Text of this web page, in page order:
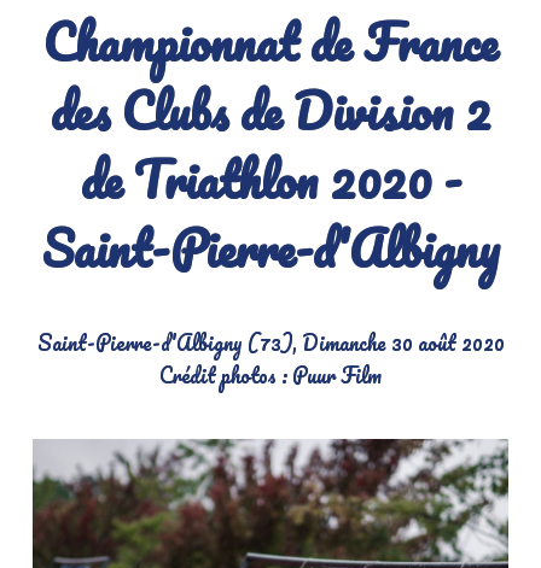
Championnat de France
des Clubs de Division 2
de Triathlon 2020 -
Saint-Pierre-d'Albigny
Saint-Pierre-d'Albigny (73), Dimanche 30 août 2020
Crédit photos : Puur Film